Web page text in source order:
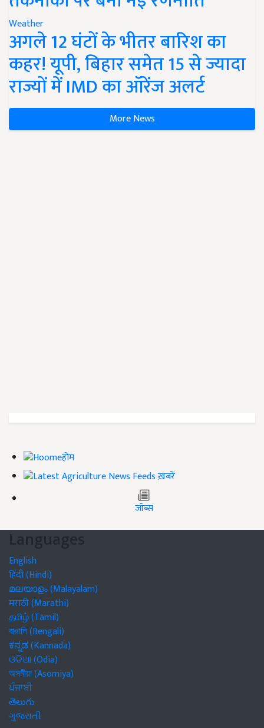
Weather
अगले 12 घंटों के भीतर बारिश का
कहर! यूपी, बिहार समेत 15 से ज्यादा
राज्यों में IMD का ऑरेंज अलर्ट
More News
होम
ख़बरें
जॉब्स
Languages
English
हिंदी (Hindi)
മലയാളം (Malayalam)
मराठी (Marathi)
தமிழ் (Tamil)
বাঙালি (Bengali)
ಕನ್ನಡ (Kannada)
ଓଡିଆ (Odia)
অসমীয়া (Asomiya)
ਪੰਜਾਬੀ
తెలుగు
ગુજરાતી